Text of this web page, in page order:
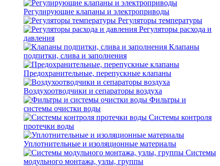
Регулирующие клапаны и электроприводы
Регуляторы температуры
Регуляторы расхода и
давления
Клапаны
подпитки, слива и заполнения
Предохранительные, перепускные клапаны
Воздухоотводчики и сепараторы воздуха
Фильтры и
системы очистки воды
Системы контроля
протечки воды
Уплотнительные и изоляционные материалы
Системы
модульного монтажа, узлы, группы